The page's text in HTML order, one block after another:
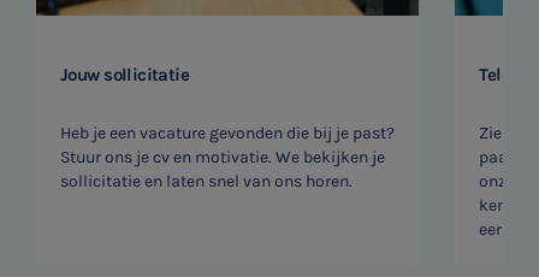
Jouw sollicitatie
Heb je een vacature gevonden die bij je past?
Stuur ons je cv en motivatie. We bekijken je
sollicitatie en laten snel van ons horen.
Zien
paar
onze
eerste